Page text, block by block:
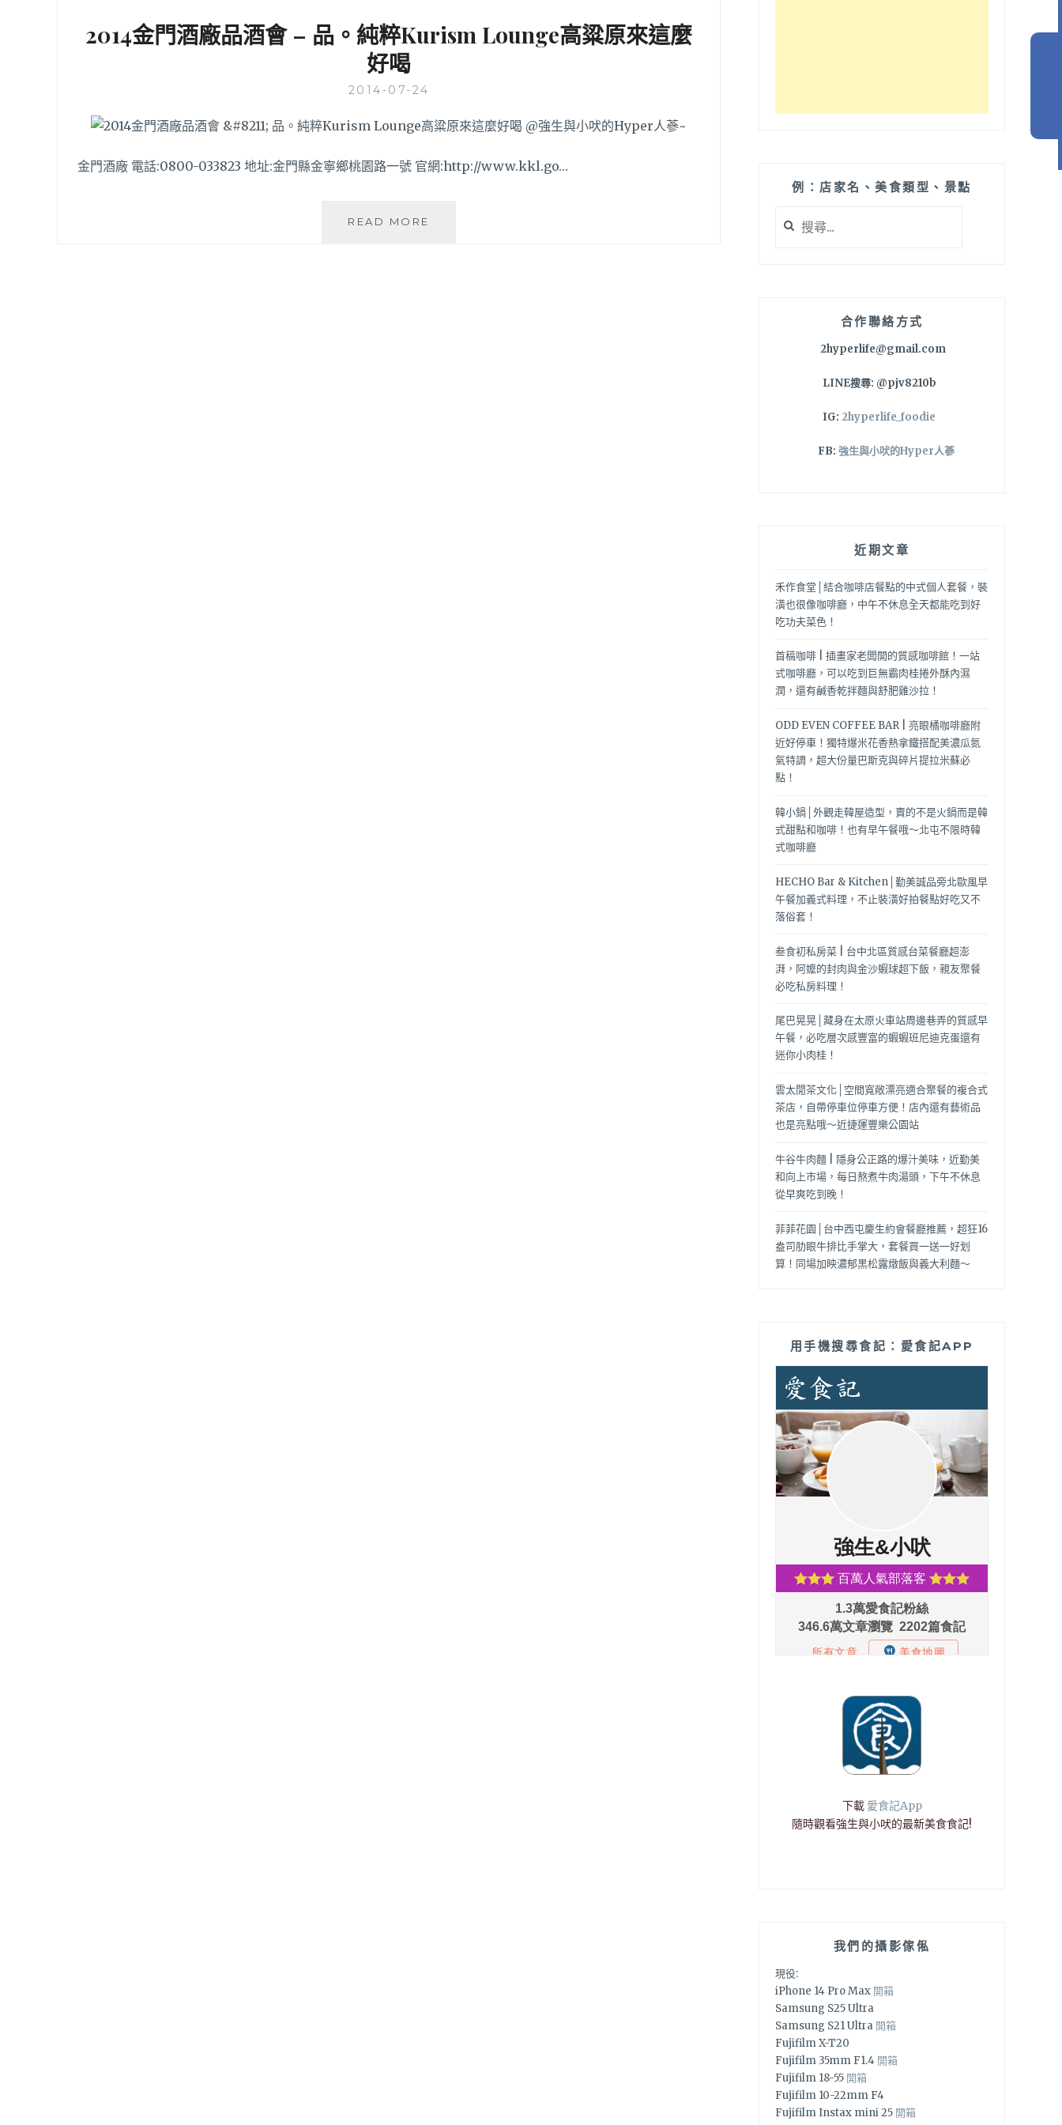
2014金門酒廠品酒會 – 品。純粹Kurism Lounge高粱原來這麼
好喝
2014-07-24
金門酒廠 電話:0800-033823 地址:金門縣金寧鄉桃園路一號 官網:http://www.kkl.go…
READ MORE
例：店家名、美食類型、景點
尋
合作聯絡方式
2hyperlife@gmail.com
LINE搜尋: @pjv8210b
IG: 2hyperlife_foodie
FB: 強生與小吠的Hyper人蔘
近期文章
禾作食堂│結合咖啡店餐點的中式個人套餐，裝
潢也很像咖啡廳，中午不休息全天都能吃到好
吃功夫菜色！
首稿咖啡 | 插畫家老闆開的質感咖啡館！一站
式咖啡廳，可以吃到巨無霸肉桂捲外酥內濕
潤，還有鹹香乾拌麵與舒肥雞沙拉！
ODD EVEN COFFEE BAR | 亮眼橘咖啡廳附
近好停車！獨特爆米花香熱拿鐵搭配美濃瓜氮
氣特調，超大份量巴斯克與碎片提拉米蘇必
點！
韓小鍋│外觀走韓屋造型，賣的不是火鍋而是韓
式甜點和咖啡！也有早午餐哦～北屯不限時韓
式咖啡廳
HECHO Bar & Kitchen│勤美誠品旁北歐風早
午餐加義式料理，不止裝潢好拍餐點好吃又不
落俗套！
叁食初私房菜 | 台中北區質感台菜餐廳超澎
湃，阿嬤的封肉與金沙蝦球超下飯，親友聚餐
必吃私房料理！
尾巴晃晃│藏身在太原火車站周邊巷弄的質感早
午餐，必吃層次感豐富的蝦蝦班尼迪克蛋還有
迷你小肉桂！
雲太閒茶文化│空間寬敞漂亮適合聚餐的複合式
茶店，自帶停車位停車方便！店內還有藝術品
也是亮點哦～近捷運豐樂公園站
牛谷牛肉麵 | 隱身公正路的爆汁美味，近勤美
和向上市場，每日熬煮牛肉湯頭，下午不休息
從早爽吃到晚！
菲菲花園│台中西屯慶生約會餐廳推薦，超狂16
盎司肋眼牛排比手掌大，套餐買一送一好划
算！同場加映濃郁黑松露燉飯與義大利麵～
用手機搜尋食記：愛食記APP
下載 愛食記App
隨時觀看強生與小吠的最新美食食記!
我們的攝影傢俬
現役:
iPhone 14 Pro Max 開箱
Samsung S25 Ultra
Samsung S21 Ultra 開箱
Fujifilm X-T20
Fujifilm 35mm F1.4 開箱
Fujifilm 18-55 開箱
Fujifilm 10-22mm F4
Fujifilm Instax mini 25 開箱